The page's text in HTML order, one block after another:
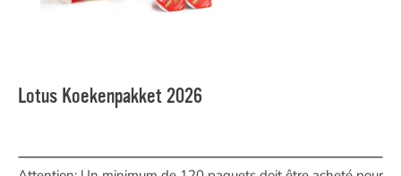
Lotus Koekenpakket 2026